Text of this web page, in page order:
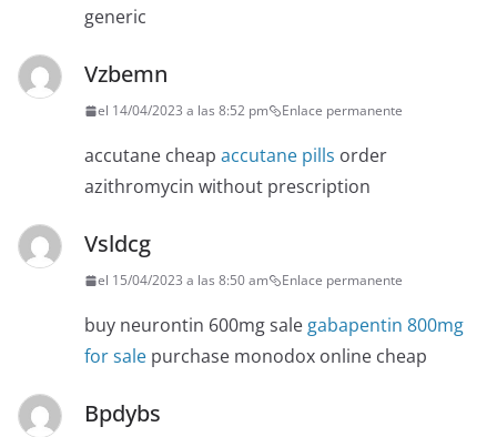
generic
Vzbemn
el 14/04/2023 a las 8:52 pm Enlace permanente
accutane cheap accutane pills order
azithromycin without prescription
Vsldcg
el 15/04/2023 a las 8:50 am Enlace permanente
buy neurontin 600mg sale gabapentin 800mg
for sale purchase monodox online cheap
Bpdybs